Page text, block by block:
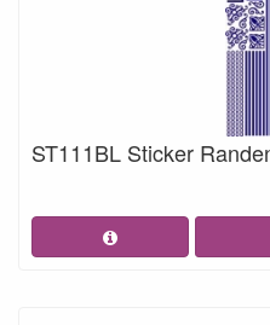
ST111BL Sticker